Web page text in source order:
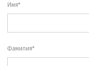
Имя*
Фамилия*